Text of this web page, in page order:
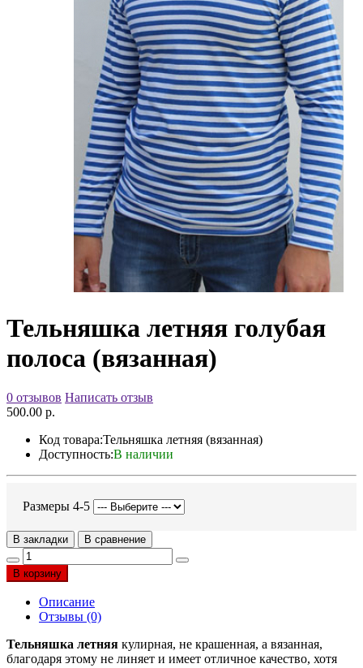
Тельняшка летняя голубая
полоса (вязанная)
0 отзывов Написать отзыв
500.00 р.
Код товара:Тельняшка летняя (вязанная)
Доступность:В наличии
Размеры 4-5
В закладки В сравнение
В корзину
Описание
Отзывы (0)
Тельняшка летняя кулирная, не крашенная, а вязанная,
благодаря этому не линяет и имеет отличное качество, хотя